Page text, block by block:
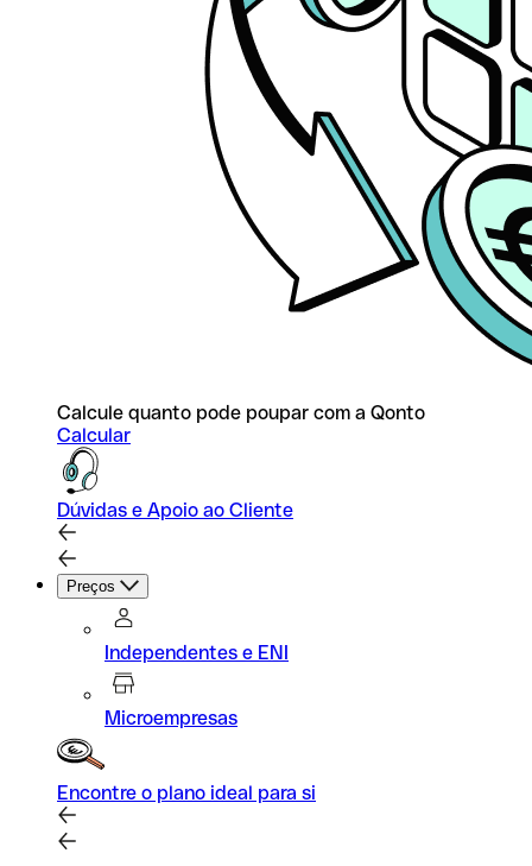
Calcule quanto pode poupar com a Qonto
Calcular
Dúvidas e Apoio ao Cliente
Preços
Independentes e ENI
Microempresas
Encontre o plano ideal para si